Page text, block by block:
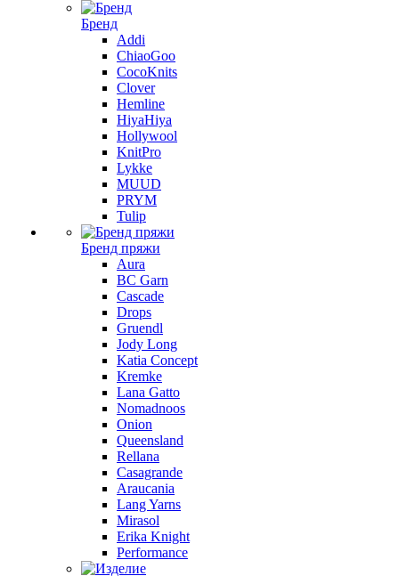
Бренд
Addi
ChiaoGoo
CocoKnits
Clover
Hemline
HiyaHiya
Hollywool
KnitPro
Lykke
MUUD
PRYM
Tulip
Бренд пряжи
Aura
BC Garn
Cascade
Drops
Gruendl
Jody Long
Katia Concept
Kremke
Lana Gatto
Nomadnoos
Onion
Queensland
Rellana
Casagrande
Araucania
Lang Yarns
Mirasol
Erika Knight
Performance